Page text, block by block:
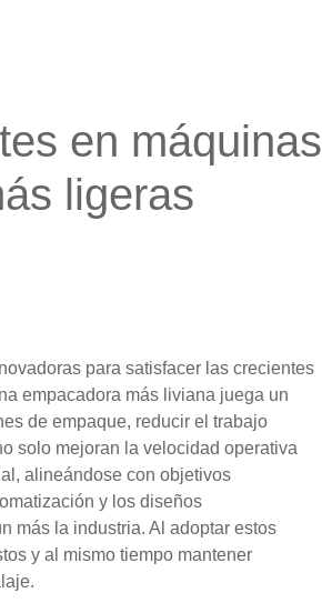
en máquinas
ligeras
para satisfacer las crecientes
empacadora más liviana juega un
de empaque, reducir el trabajo
solo mejoran la velocidad operativa
alineándose con objetivos
y los diseños
más la industria. Al adoptar estos
y al mismo tiempo mantener